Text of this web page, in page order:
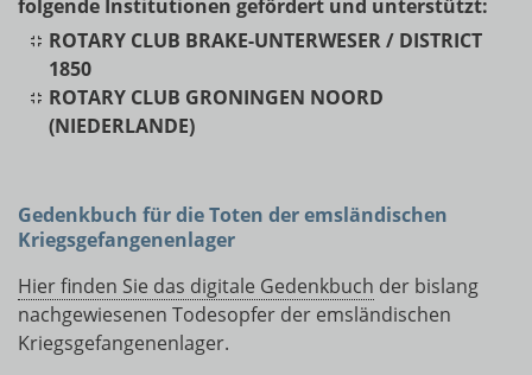
folgende Institutionen gefördert und unterstützt:
ROTARY CLUB BRAKE-UNTERWESER / DISTRICT
1850
ROTARY CLUB GRONINGEN NOORD
(NIEDERLANDE)
Gedenkbuch für die Toten der emsländischen
Kriegsgefangenenlager
Hier finden Sie das digitale Gedenkbuch der bislang
nachgewiesenen Todesopfer der emsländischen
Kriegsgefangenenlager.